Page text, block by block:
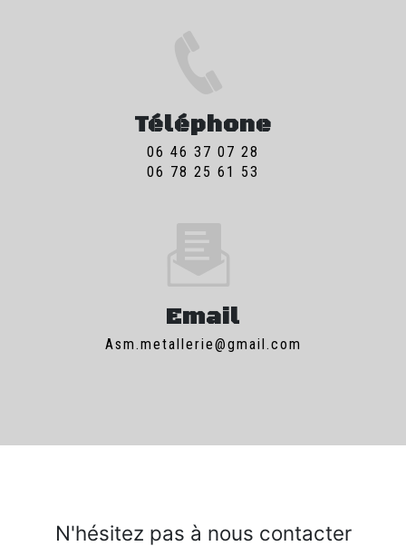
Téléphone
06 46 37 07 28
06 78 25 61 53
Email
asm.metallerie@gmail.com
N'hésitez pas à nous contacter